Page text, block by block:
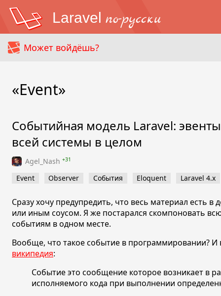
Laravel по-русски
Может войдёшь?
«Event»
Событийная модель Laravel:
всей системы в целом
Agel_Nash +31
Event Observer События Eloquent Laravel 4.x
Сразу хочу предупредить, что весь материал есть в
или иным соусом. Я же постарался скомпоновать
событиям в одном месте.
Вообще, что такое событие в программировании? И
википедия:
Событие это сообщение которое возникает в
исполняемого кода при выполнении